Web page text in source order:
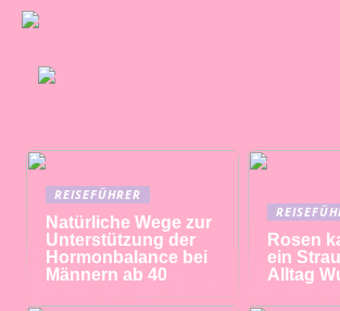
REISEFÜHRER
Natürliche Wege zur
Unterstützung der
Hormonbalance bei
Männern ab 40
Rosen
ein
Alltag